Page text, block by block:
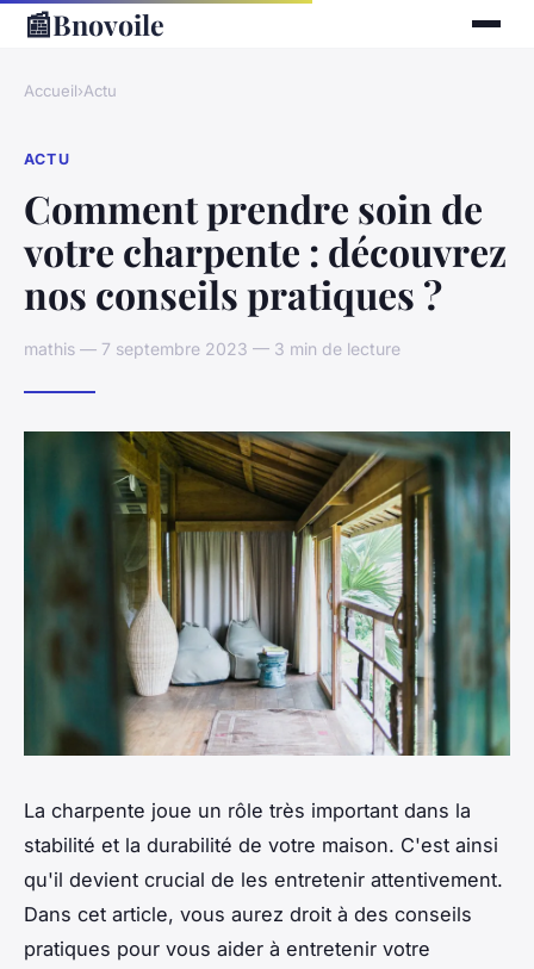
📰Bnovoile
Accueil›Actu
ACTU
Comment prendre soin de
votre charpente : découvrez
nos conseils pratiques ?
mathis — 7 septembre 2023 — 3 min de lecture
La charpente joue un rôle très important dans la
stabilité et la durabilité de votre maison. C'est ainsi
qu'il devient crucial de les entretenir attentivement.
Dans cet article, vous aurez droit à des conseils
pratiques pour vous aider à entretenir votre